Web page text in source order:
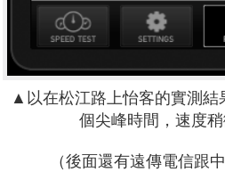
▲以在松江路上怡客的實測結
個尖峰時間，速度稍
（後面還有遠傳電信跟